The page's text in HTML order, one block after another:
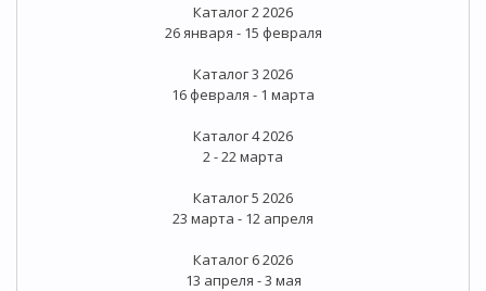
Каталог 2 2026
26 января - 15 февраля
Каталог 3 2026
16 февраля - 1 марта
Каталог 4 2026
2 - 22 марта
Каталог 5 2026
23 марта - 12 апреля
Каталог 6 2026
13 апреля - 3 мая